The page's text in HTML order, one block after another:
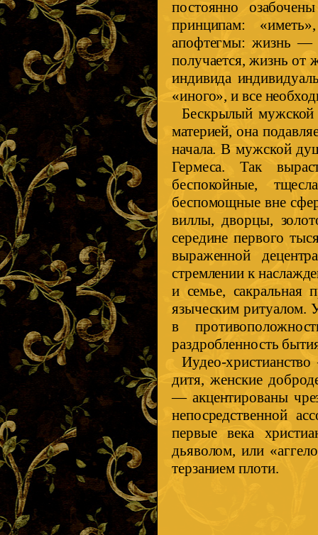
постоянно
принципам:
апофтегмы: жизнь —
получается, жизнь от
индивида
«иного», и все
Бескрылый мужской
материей, она
начала. В мужской
Гермеса. Так
беспокойные,
беспомощные вне
виллы, дворцы,
середине первого
выраженной
стремлении к
и семье, сакральная
языческим ритуалом.
в
раздробленность
Иудео-
дитя, женские
— акцентированы
непосредственной
первые века
дьяволом, или
терзанием плоти.